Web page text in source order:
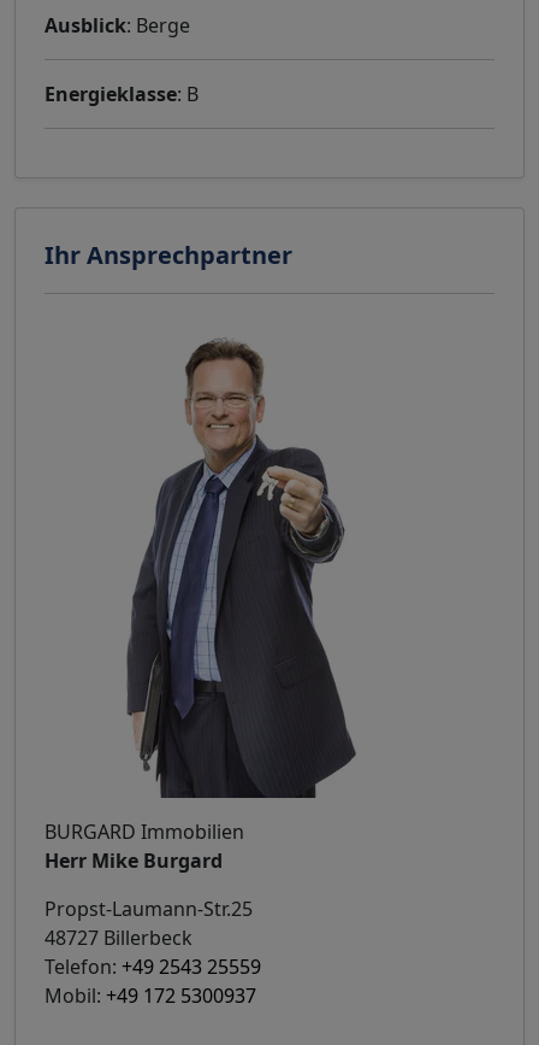
Ausblick: Berge
Energieklasse: B
Ihr Ansprechpartner
BURGARD Immobilien
Herr Mike Burgard
Propst-Laumann-Str.25
48727 Billerbeck
Telefon: +49 2543 25559
Mobil: +49 172 5300937